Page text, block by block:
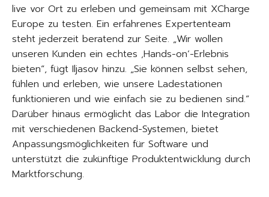
live vor Ort zu erleben und gemeinsam mit XCharge
Europe zu testen. Ein erfahrenes Expertenteam
steht jederzeit beratend zur Seite. „Wir wollen
unseren Kunden ein echtes ‚Hands-on‘-Erlebnis
bieten“, fügt Iljasov hinzu. „Sie können selbst sehen,
fühlen und erleben, wie unsere Ladestationen
funktionieren und wie einfach sie zu bedienen sind.“
Darüber hinaus ermöglicht das Labor die Integration
mit verschiedenen Backend-Systemen, bietet
Anpassungsmöglichkeiten für Software und
unterstützt die zukünftige Produktentwicklung durch
Marktforschung.